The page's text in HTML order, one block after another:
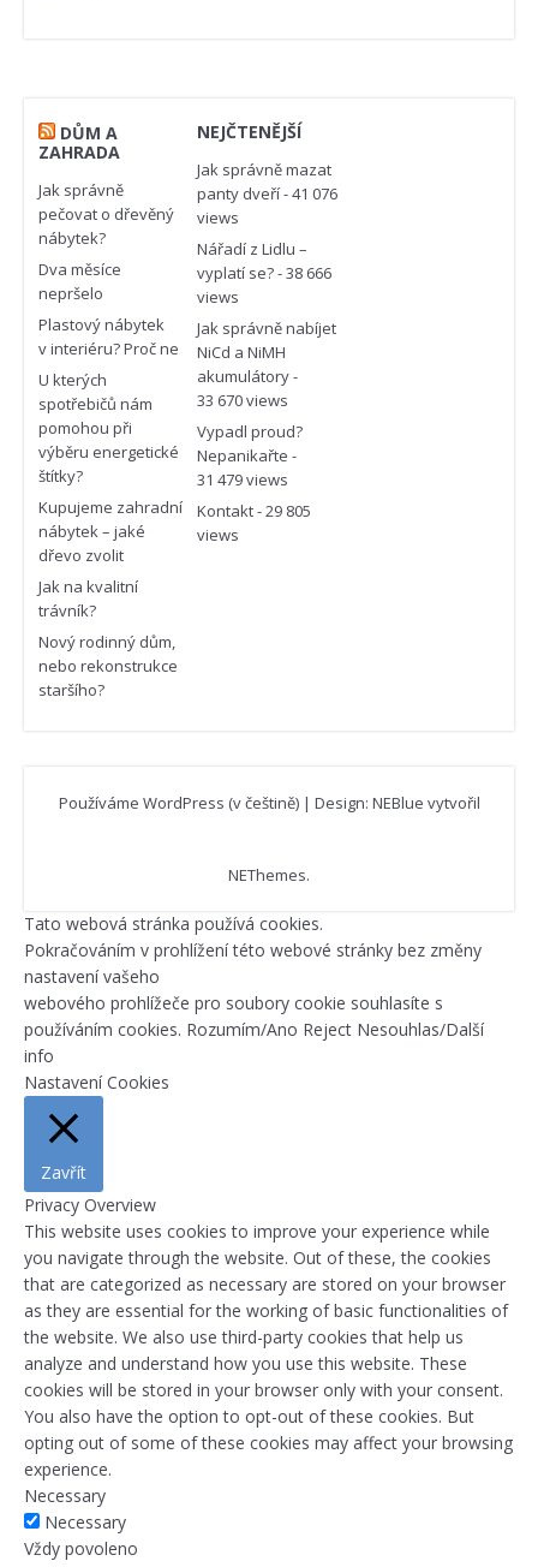
DŮM A
ZAHRADA
Jak správně
pečovat o dřevěný
nábytek?
Dva měsíce
nepršelo
Plastový nábytek
v interiéru? Proč ne
U kterých
spotřebičů nám
pomohou při
výběru energetické
štítky?
Kupujeme zahradní
nábytek – jaké
dřevo zvolit
Jak na kvalitní
trávník?
Nový rodinný dům,
nebo rekonstrukce
staršího?
NEJČTENĚJŠÍ
Jak správně mazat
panty dveří- 41 076
views
Nářadí z Lidlu –
vyplatí se?- 38 666
views
Jak správně nabíjet
NiCd a NiMH
akumulátory-
33 670 views
Vypadl proud?
Nepanikařte -
31 479 views
Kontakt- 29 805
views
Používáme WordPress (v češtině) | Design: NEBlue vytvořil
NEThemes.
Tato webová stránka používá cookies.
Pokračováním v prohlížení této webové stránky bez změny
nastavení vašeho
webového prohlížeče pro soubory cookie souhlasíte s
používáním cookies. Rozumím/Ano Reject Nesouhlas/Další
info
Nastavení Cookies
Zavřít
Privacy Overview
This website uses cookies to improve your experience while
you navigate through the website. Out of these, the cookies
that are categorized as necessary are stored on your browser
as they are essential for the working of basic functionalities of
the website. We also use third-party cookies that help us
analyze and understand how you use this website. These
cookies will be stored in your browser only with your consent.
You also have the option to opt-out of these cookies. But
opting out of some of these cookies may affect your browsing
experience.
Necessary
Necessary
Vždy povoleno